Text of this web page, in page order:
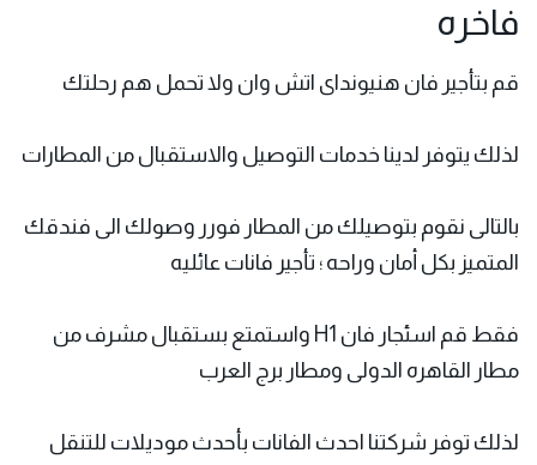
فاخره
قم بتأجير فان هنيونداى اتش وان ولا تحمل هم رحلتك
لذلك يتوفر لدينا خدمات التوصيل والاستقبال من المطارات
بالتالى نقوم بتوصيلك من المطار فورر وصولك الى فندقك
المتميز بكل أمان وراحه ؛ تأجير فانات عائليه
فقط قم اسئجار فان H1
واستمتع بستقبال مشرف من
مطار القاهره الدولى ومطار برج العرب
لذلك توفر شركتنا احدث الفانات بأحدث موديلات للتنقل